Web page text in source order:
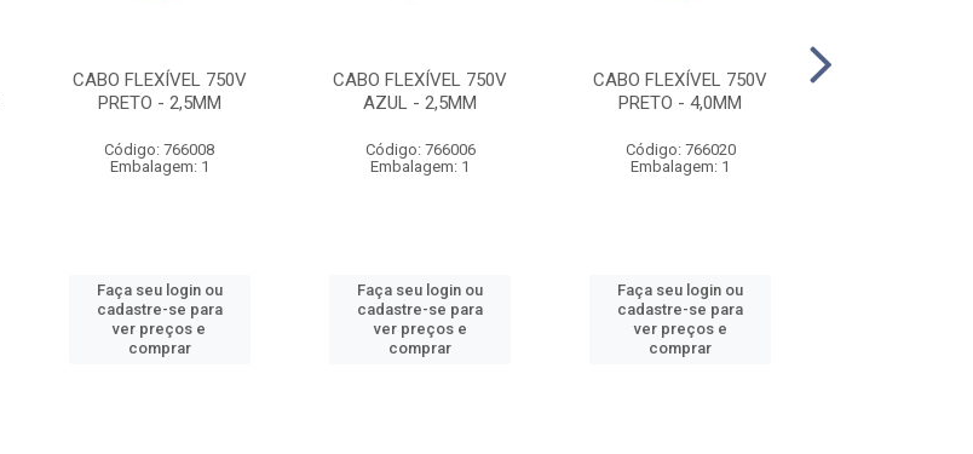
CABO FLEXÍVEL 750V
PRETO - 2,5MM
Código: 766008
Embalagem: 1
Faça seu login ou
cadastre-se para
ver preços e
comprar
CABO FLEXÍVEL 750V
AZUL - 2,5MM
Código: 766006
Embalagem: 1
Faça seu login ou
cadastre-se para
ver preços e
comprar
CABO FLEXÍVEL 750V
PRETO - 4,0MM
Código: 766020
Embalagem: 1
Faça seu login ou
cadastre-se para
ver preços e
comprar